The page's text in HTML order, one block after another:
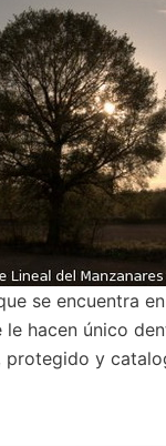
se encuentra
hacen único
protegido y